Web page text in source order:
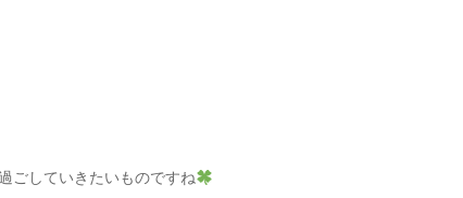
ごしていきたいものですね